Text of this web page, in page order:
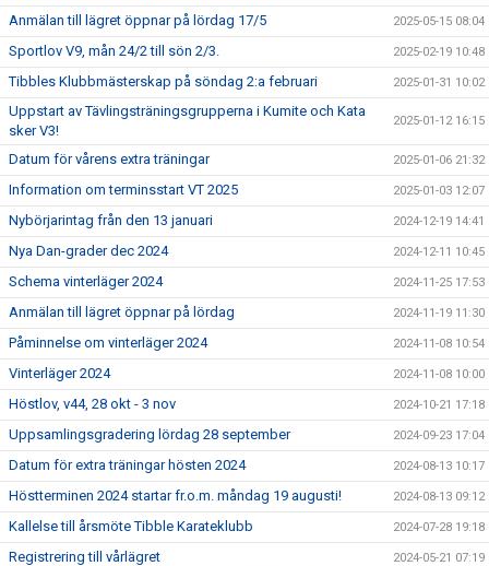
Anmälan till lägret öppnar på lördag 17/5 2025-05-15 08:04
Sportlov V9, mån 24/2 till sön 2/3. 2025-02-19 10:48
Tibbles Klubbmästerskap på söndag 2:a februari 2025-01-31 10:02
Uppstart av Tävlingsträningsgrupperna i Kumite och Kata
sker V3!
2025-01-12 16:15
Datum för vårens extra träningar 2025-01-06 21:32
Information om terminsstart VT 2025 2025-01-03 12:07
Nybörjarintag från den 13 januari 2024-12-19 14:41
Nya Dan-grader dec 2024 2024-12-11 10:45
Schema vinterläger 2024 2024-11-25 17:53
Anmälan till lägret öppnar på lördag 2024-11-19 11:30
Påminnelse om vinterläger 2024 2024-11-08 10:54
Vinterläger 2024 2024-11-08 10:00
Höstlov, v44, 28 okt - 3 nov 2024-10-21 17:18
Uppsamlingsgradering lördag 28 september 2024-09-23 17:04
Datum för extra träningar hösten 2024 2024-08-13 10:17
Höstterminen 2024 startar fr.o.m. måndag 19 augusti! 2024-08-13 09:12
Kallelse till årsmöte Tibble Karateklubb 2024-07-28 19:18
Registrering till vårlägret 2024-05-21 07:19